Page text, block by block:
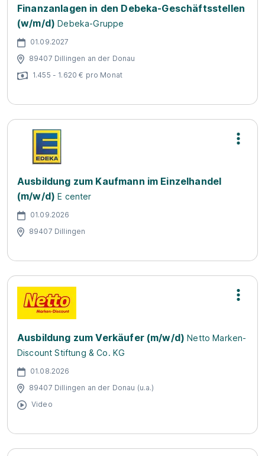
Finanzanlagen in den Debeka-Geschäftsstellen
(w/m/d)Debeka-Gruppe
01.09.2027
89407 Dillingen an der Donau
1.455 - 1.620 € pro Monat
Ausbildung zum Kaufmann im Einzelhandel
(m/w/d) E center
01.09.2026
89407 Dillingen
Ausbildung zum Verkäufer (m/w/d) Netto Marken-
Discount Stiftung & Co. KG
01.08.2026
89407 Dillingen an der Donau (u.a.)
Video